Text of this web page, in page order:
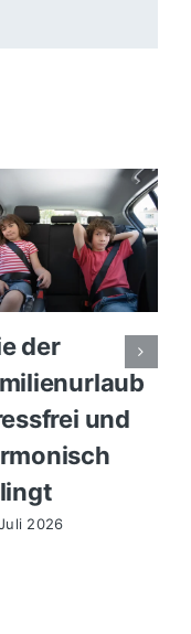
der
und
2026